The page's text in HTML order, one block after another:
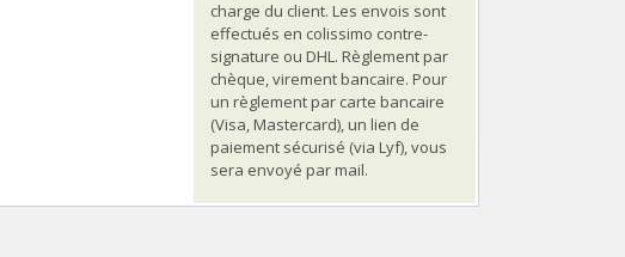
charge du client. Les envois sont
effectués en colissimo contre-
signature ou DHL. Règlement par
chèque, virement bancaire. Pour
un règlement par carte bancaire
(Visa, Mastercard), un lien de
paiement sécurisé (via Lyf), vous
sera envoyé par mail.